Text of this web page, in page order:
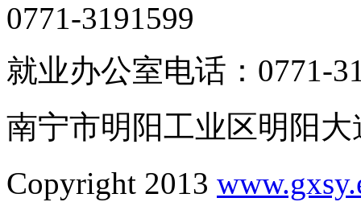
0771-3191599
就业办公室电话：0771-
南宁市明阳工业区明阳大
Copyright 2013